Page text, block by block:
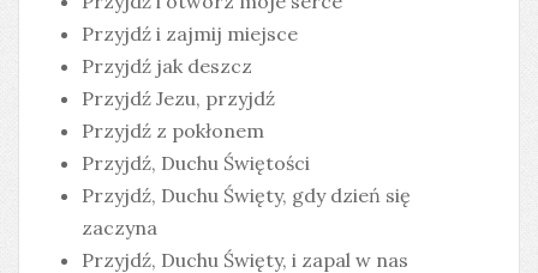
Przyjdź i zajmij miejsce
Przyjdź jak deszcz
Przyjdź Jezu, przyjdź
Przyjdź z pokłonem
Przyjdź, Duchu Świętości
Przyjdź, Duchu Święty, gdy dzień się
zaczyna
Przyjdź, Duchu Święty, i zapal w nas